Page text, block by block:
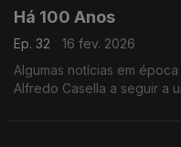
Há 100 Anos
Ep. 32
16 fev. 2026
Algumas notícias em
Alfredo Casella a seguir a uma publicação comentando o